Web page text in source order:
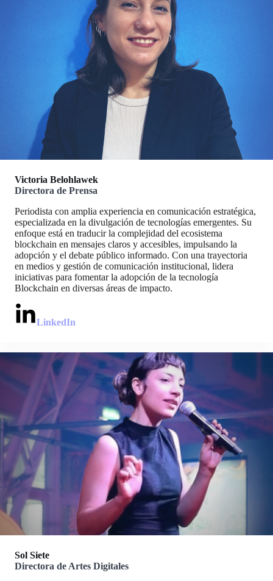
Victoria Belohlawek
Directora de Prensa
Periodista con amplia experiencia en comunicación estratégica,
especializada en la divulgación de tecnologías emergentes. Su
enfoque está en traducir la complejidad del ecosistema
blockchain en mensajes claros y accesibles, impulsando la
adopción y el debate público informado. Con una trayectoria
en medios y gestión de comunicación institucional, lidera
iniciativas para fomentar la adopción de la tecnología
Blockchain en diversas áreas de impacto.
LinkedIn
Sol Siete
Directora de Artes Digitales